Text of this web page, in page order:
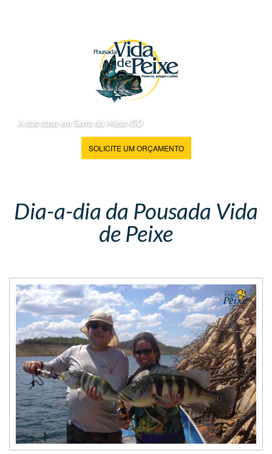
A sua casa em Serra da Mesa-GO
SOLICITE UM ORÇAMENTO
Dia-a-dia da Pousada Vida
de Peixe